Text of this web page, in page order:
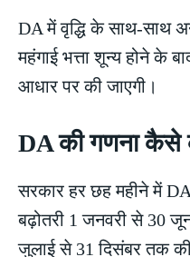
DA में वृद्धि के साथ-साथ
महंगाई भत्ता शून्य होने के
आधार पर की जाएगी।
DA की गणना कैसे
सरकार हर छह महीने में
बढ़ोतरी 1 जनवरी से 30
जुलाई से 31 दिसंबर तक